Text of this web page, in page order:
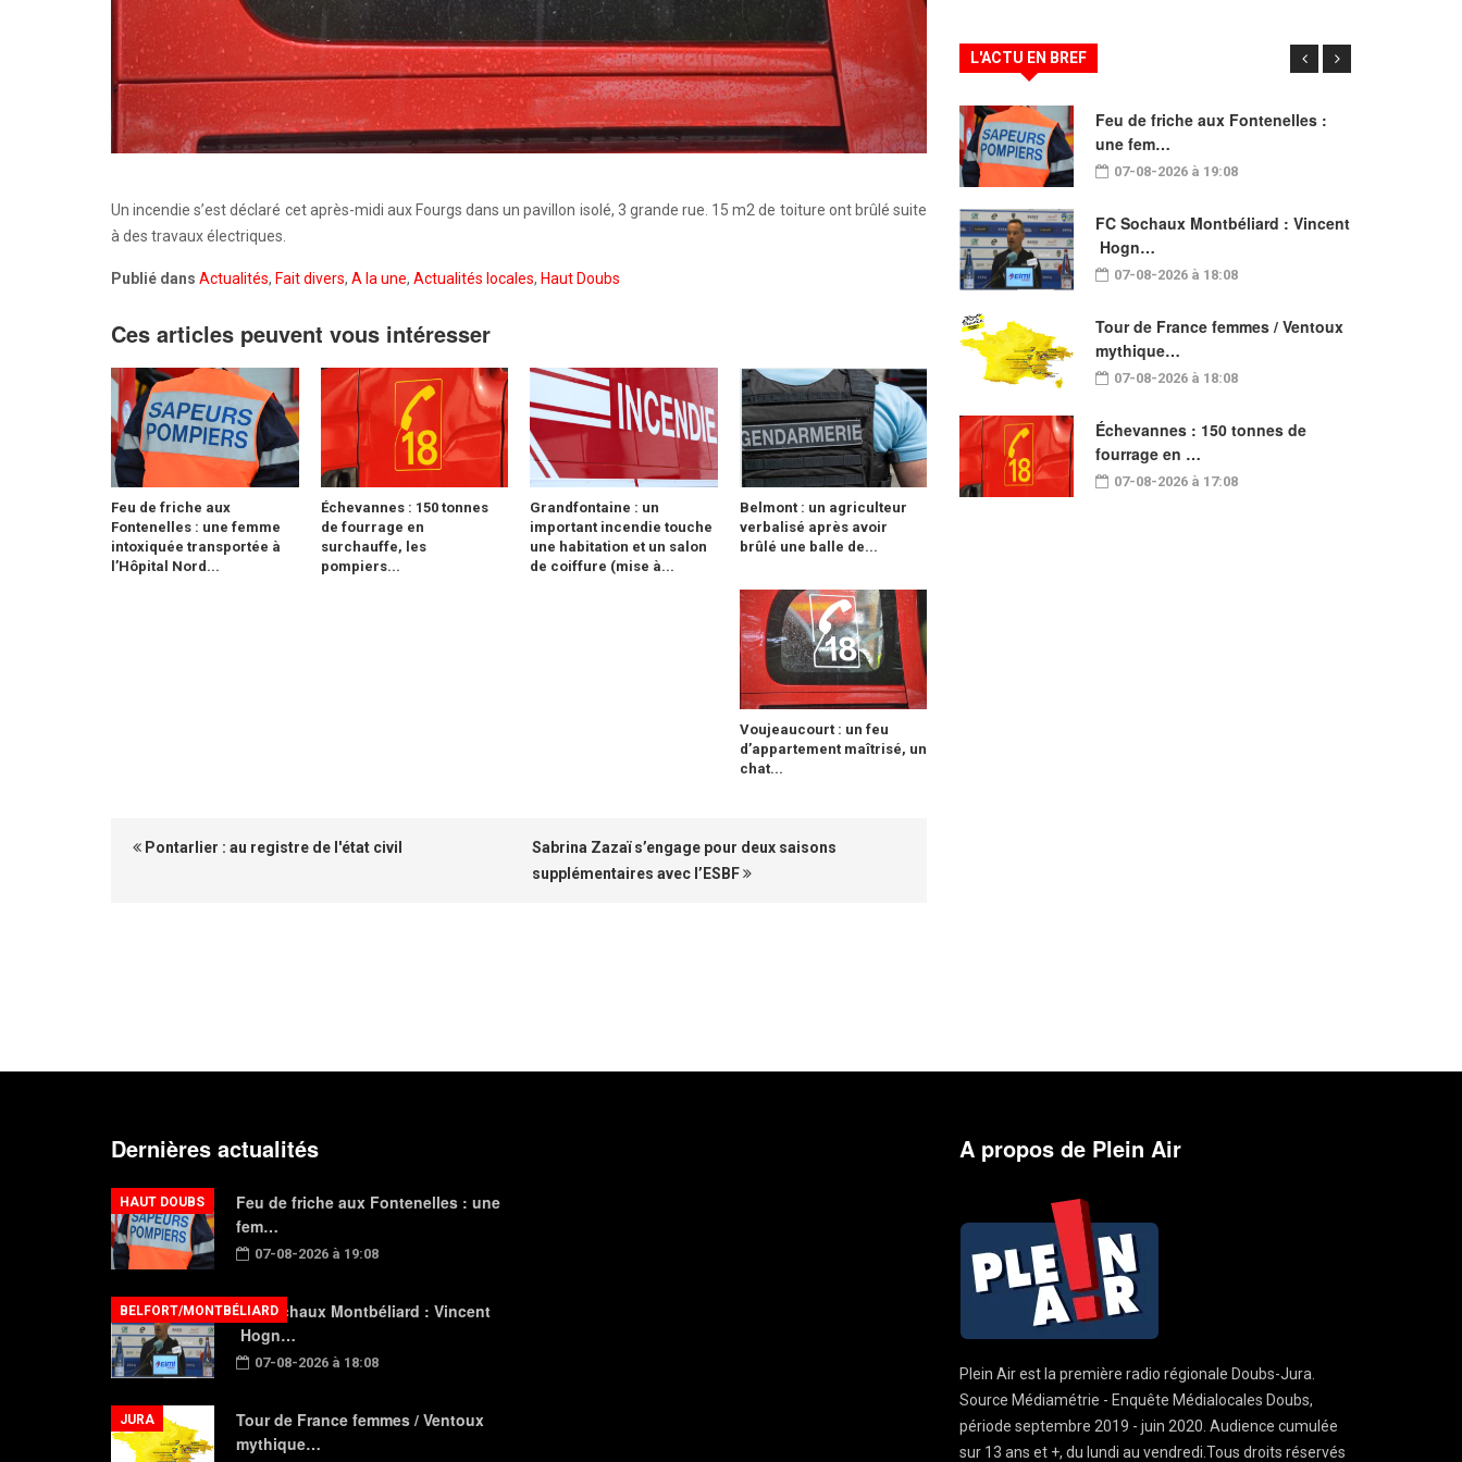
Un incendie s’est déclaré cet après-midi aux Fourgs dans un pavillon isolé, 3 grande rue. 15 m2 de toiture ont brûlé suite
à des travaux électriques.
Publié dans Actualités, Fait divers, A la une, Actualités locales, Haut Doubs
Ces articles peuvent vous intéresser
Feu de friche aux
Fontenelles : une femme
intoxiquée transportée à
l’Hôpital Nord...
Échevannes : 150 tonnes
de fourrage en
surchauffe, les
pompiers...
Grandfontaine : un
important incendie touche
une habitation et un salon
de coiffure (mise à...
Belmont : un agriculteur
verbalisé après avoir
brûlé une balle de...
Voujeaucourt : un feu
d’appartement maîtrisé, un
chat...
Pontarlier : au registre de l'état civil
Sabrina Zazaï s’engage pour deux saisons
supplémentaires avec l’ESBF
L'ACTU EN BREF
Feu de friche aux Fontenelles :
une fem…
07-08-2026 à 19:08
FC Sochaux Montbéliard : Vincent
Hogn…
07-08-2026 à 18:08
Tour de France femmes / Ventoux
mythique…
07-08-2026 à 18:08
Échevannes : 150 tonnes de
fourrage en …
07-08-2026 à 17:08
Dernières actualités
Feu de friche aux Fontenelles : une
fem…
07-08-2026 à 19:08
HAUT DOUBS
FC Sochaux Montbéliard : Vincent
Hogn…
07-08-2026 à 18:08
BELFORT/MONTBÉLIARD
Tour de France femmes / Ventoux
mythique…
JURA
A propos de Plein Air
Plein Air est la première radio régionale Doubs-Jura.
Source Médiamétrie - Enquête Médialocales Doubs,
période septembre 2019 - juin 2020. Audience cumulée
sur 13 ans et +, du lundi au vendredi.Tous droits réservés